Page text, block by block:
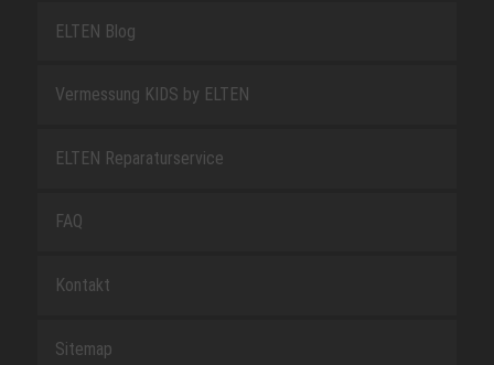
ELTEN Blog
Vermessung KIDS by ELTEN
ELTEN Reparaturservice
FAQ
Kontakt
Sitemap